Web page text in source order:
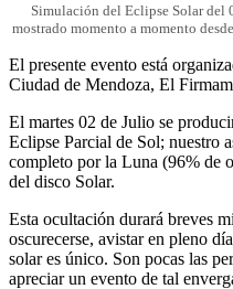
Simulación del Eclipse Solar del
mostrado momento a momento
El presente evento está
Ciudad de Mendoza, El
El martes 02 de Julio se
Eclipse Parcial de Sol; nuestro
completo por la Luna (96% de
del disco Solar.
Esta ocultación durará breves
oscurecerse, avistar en pleno
solar es único. Son pocas las
apreciar un evento de tal